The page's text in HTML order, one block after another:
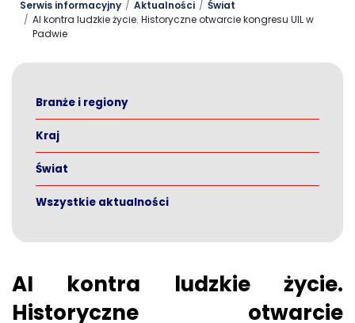
Serwis informacyjny Aktualności
Świat
AI kontra ludzkie życie. Historyczne otwarcie kongresu UIL w
Padwie
Branże i regiony
Kraj
Świat
Wszystkie aktualności
AI kontra ludzkie życie.
Historyczne otwarcie